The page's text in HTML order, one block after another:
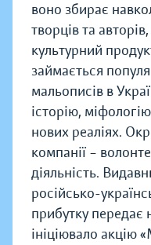
воно збирає
творців та
культурний
займається
мальописів в
історію,
нових реаліях.
компанії –
діяльність.
російсько-
прибутку передає
ініціювало акцію